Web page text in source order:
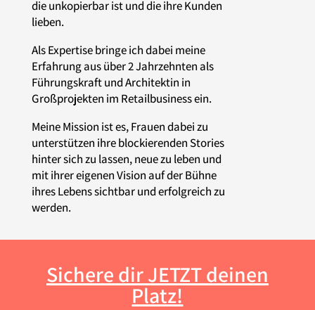
die unkopierbar ist und die ihre Kunden
lieben.
Als Expertise bringe ich dabei meine
Erfahrung aus über 2 Jahrzehnten als
Führungskraft und Architektin in
Großprojekten im Retailbusiness ein.
Meine Mission ist es, Frauen dabei zu
unterstützen ihre blockierenden Stories
hinter sich zu lassen, neue zu leben und
mit ihrer eigenen Vision auf der Bühne
ihres Lebens sichtbar und erfolgreich zu
werden.
Sichere dir JETZT deinen
Platz!